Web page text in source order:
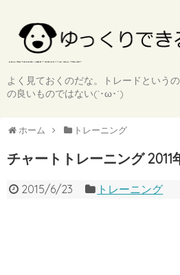
よく見ておくのだな。トレードという
の良いものではない(`･ω･´)
ホーム トレーニング
チャートトレーニング 2011
2015/6/23 トレーニング